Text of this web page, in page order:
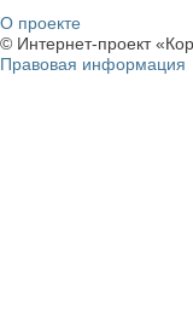
О проекте
© Интернет-проект
Правовая информация